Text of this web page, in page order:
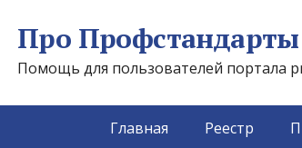
Про
Помощь для пользователей портала
Главная Реестр